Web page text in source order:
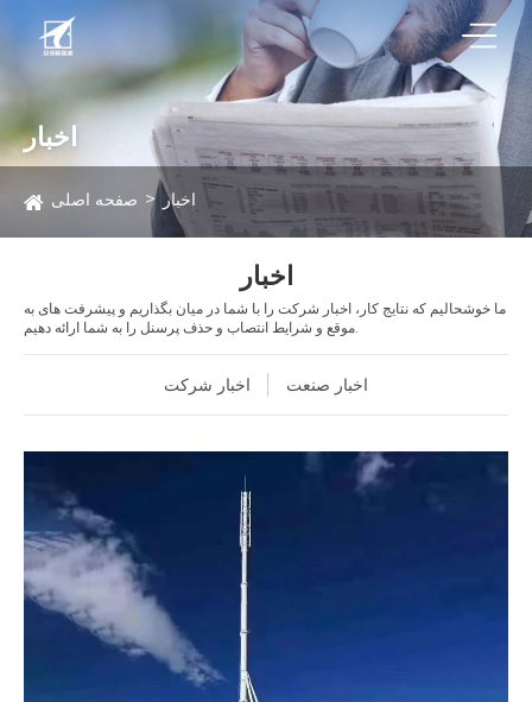
اخبار
صفحه اصلی اخبار
اخبار
ما خوشحالیم که نتایج کار، اخبار شرکت را با شما در میان بگذاریم و پیشرفت های به
موقع و شرایط انتصاب و حذف پرسنل را به شما ارائه دهیم.
اخبار شرکت اخبار صنعت